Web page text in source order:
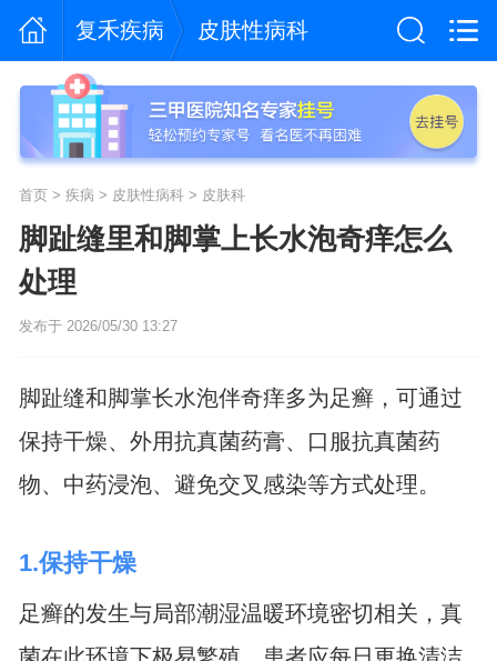
复禾疾病 皮肤性病科
首页> 疾病 > 皮肤性病科> 皮肤科
脚趾缝里和脚掌上长水泡奇痒怎么
处理
发布于 2026/05/30 13:27
脚趾缝和脚掌长水泡伴奇痒多为足癣，可通过
保持干燥、外用抗真菌药膏、口服抗真菌药
物、中药浸泡、避免交叉感染等方式处理。
1.保持干燥
足癣的发生与局部潮湿温暖环境密切相关，真